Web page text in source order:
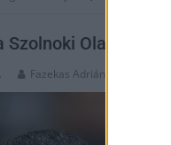
Szolnoki Olaj
Fazekas Adrián